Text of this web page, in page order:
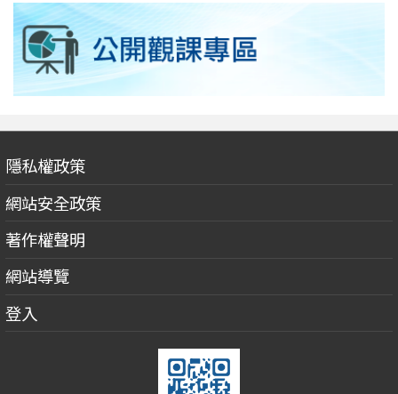
隱私權政策
網站安全政策
著作權聲明
網站導覽
登入